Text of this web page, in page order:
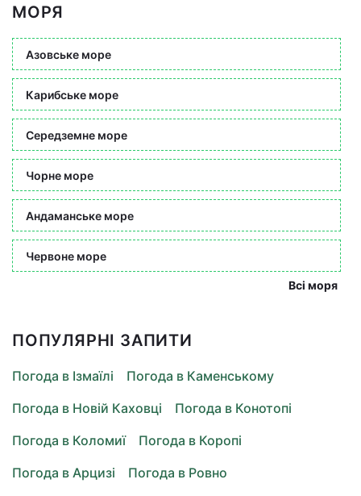
МОРЯ
Азовське море
Карибське море
Середземне море
Чорне море
Андаманське море
Червоне море
Всі моря
ПОПУЛЯРНІ ЗАПИТИ
Погода в Ізмаїлі
Погода в Каменському
Погода в Новій Каховці
Погода в Конотопі
Погода в Коломиї
Погода в Коропі
Погода в Арцизі
Погода в Ровно